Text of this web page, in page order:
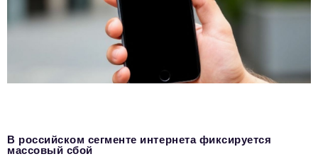
В российском сегменте интернета фиксируется
массовый сбой